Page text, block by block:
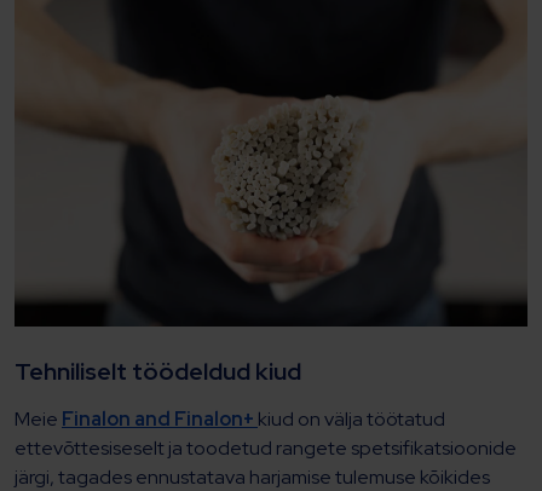
Tehniliselt töödeldud kiud
Meie Finalon and Finalon+ kiud on välja töötatud
ettevõttesiseselt ja toodetud rangete spetsifikatsioonide
järgi, tagades ennustatava harjamise tulemuse kõikides